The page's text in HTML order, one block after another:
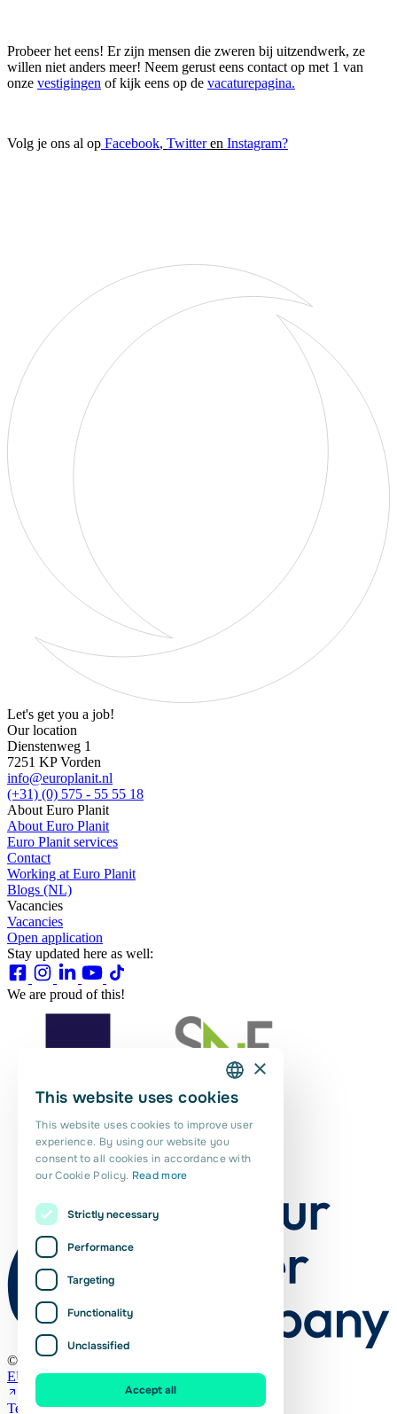
Probeer het eens! Er zijn mensen die zweren bij uitzendwerk, ze
willen niet anders meer! Neem gerust eens contact op met 1 van
onze vestigingen of kijk eens op de vacaturepagina.
Volg je ons al op Facebook, Twitteren Instagram?
Let's get you a job!
Our location
Dienstenweg 1
7251 KP Vorden
info@europlanit.nl
(+31) (0) 575 - 55 55 18
About Euro Planit
About Euro Planit
Euro Planit services
Contact
Working at Euro Planit
Blogs (NL)
Vacancies
Vacancies
Open application
Stay updated here as well:
We are proud of this!
© Euro Planit 2026
EURES
Terms and Conditions (NL)
DUTCH
PORTUGUESE
×
This website uses cookies
This website uses cookies to improve user
experience. By using our website you
consent to all cookies in accordance with
our Cookie Policy. Read more
Strictly necessary
Performance
Targeting
Functionality
Unclassified
Accept all